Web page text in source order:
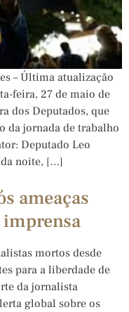
– Última atualização
feira, 27 de maio de
dos Deputados, que
da jornada de trabalho
Deputado Leo
da noite, […]
ameaças
mortos desde
para a liberdade de
da jornalista
global sobre os